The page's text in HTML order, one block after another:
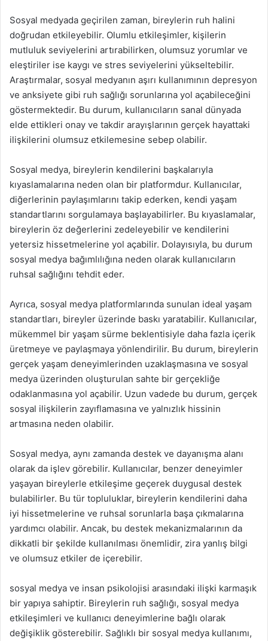
Sosyal medyada geçirilen zaman, bireylerin ruh halini
doğrudan etkileyebilir. Olumlu etkileşimler, kişilerin
mutluluk seviyelerini artırabilirken, olumsuz yorumlar ve
eleştiriler ise kaygı ve stres seviyelerini yükseltebilir.
Araştırmalar, sosyal medyanın aşırı kullanımının depresyon
ve anksiyete gibi ruh sağlığı sorunlarına yol açabileceğini
göstermektedir. Bu durum, kullanıcıların sanal dünyada
elde ettikleri onay ve takdir arayışlarının gerçek hayattaki
ilişkilerini olumsuz etkilemesine sebep olabilir.
Sosyal medya, bireylerin kendilerini başkalarıyla
kıyaslamalarına neden olan bir platformdur. Kullanıcılar,
diğerlerinin paylaşımlarını takip ederken, kendi yaşam
standartlarını sorgulamaya başlayabilirler. Bu kıyaslamalar,
bireylerin öz değerlerini zedeleyebilir ve kendilerini
yetersiz hissetmelerine yol açabilir. Dolayısıyla, bu durum
sosyal medya bağımlılığına neden olarak kullanıcıların
ruhsal sağlığını tehdit eder.
Ayrıca, sosyal medya platformlarında sunulan ideal yaşam
standartları, bireyler üzerinde baskı yaratabilir. Kullanıcılar,
mükemmel bir yaşam sürme beklentisiyle daha fazla içerik
üretmeye ve paylaşmaya yönlendirilir. Bu durum, bireylerin
gerçek yaşam deneyimlerinden uzaklaşmasına ve sosyal
medya üzerinden oluşturulan sahte bir gerçekliğe
odaklanmasına yol açabilir. Uzun vadede bu durum, gerçek
sosyal ilişkilerin zayıflamasına ve yalnızlık hissinin
artmasına neden olabilir.
Sosyal medya, aynı zamanda destek ve dayanışma alanı
olarak da işlev görebilir. Kullanıcılar, benzer deneyimler
yaşayan bireylerle etkileşime geçerek duygusal destek
bulabilirler. Bu tür topluluklar, bireylerin kendilerini daha
iyi hissetmelerine ve ruhsal sorunlarla başa çıkmalarına
yardımcı olabilir. Ancak, bu destek mekanizmalarının da
dikkatli bir şekilde kullanılması önemlidir, zira yanlış bilgi
ve olumsuz etkiler de içerebilir.
sosyal medya ve insan psikolojisi arasındaki ilişki karmaşık
bir yapıya sahiptir. Bireylerin ruh sağlığı, sosyal medya
etkileşimleri ve kullanıcı deneyimlerine bağlı olarak
değişiklik gösterebilir. Sağlıklı bir sosyal medya kullanımı,